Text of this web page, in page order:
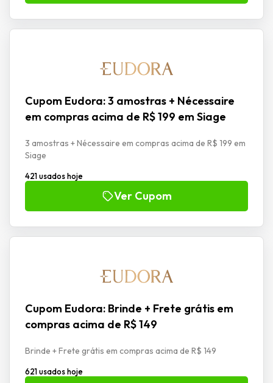
Cupom Eudora: 3 amostras + Nécessaire
em compras acima de R$ 199 em Siage
3 amostras + Nécessaire em compras acima de R$ 199 em
Siage
421 usados hoje
Ver Cupom
Cupom Eudora: Brinde + Frete grátis em
compras acima de R$ 149
Brinde + Frete grátis em compras acima de R$ 149
621 usados hoje